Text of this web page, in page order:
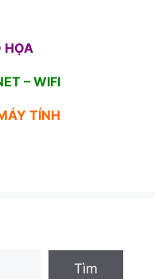
HỌA
– WIFI
TÍNH
Tìm